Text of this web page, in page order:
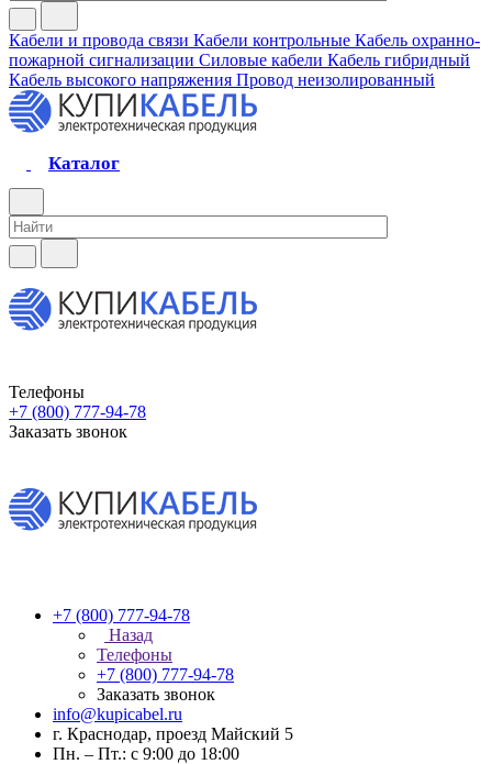
Кабели и провода связи Кабели контрольные Кабель охранно-
пожарной сигнализации Силовые кабели Кабель гибридный
Кабель высокого напряжения Провод неизолированный
Каталог
Телефоны
+7 (800) 777-94-78
Заказать звонок
+7 (800) 777-94-78
Назад
Телефоны
+7 (800) 777-94-78
Заказать звонок
info@kupicabel.ru
г. Краснодар, проезд Майский 5
Пн. – Пт.: с 9:00 до 18:00